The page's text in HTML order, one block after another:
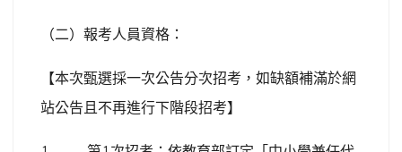
（二）報考人員資格：
【本次甄選採一次公告分次招考，如缺額補滿於網
站公告且不再進行下階段招考】